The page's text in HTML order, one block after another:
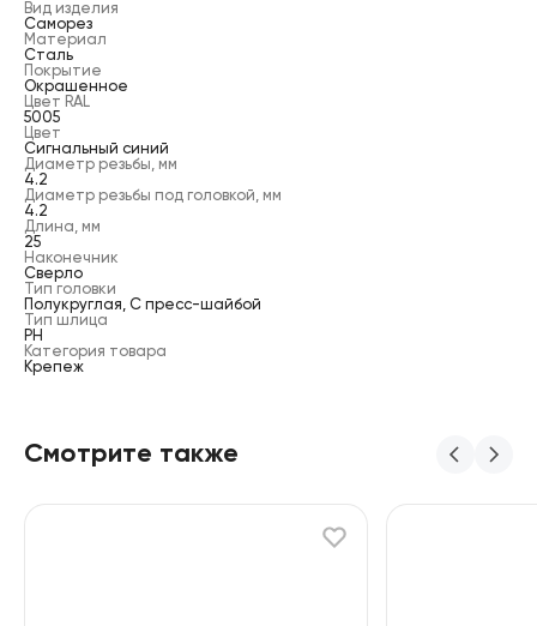
Вид изделия
Саморез
Материал
Сталь
Покрытие
Окрашенное
Цвет RAL
5005
Цвет
Сигнальный синий
Диаметр резьбы, мм
4.2
Диаметр резьбы под головкой, мм
4.2
Длина, мм
25
Наконечник
Сверло
Тип головки
Полукруглая, С пресс-шайбой
Тип шлица
PH
Категория товара
Крепеж
Смотрите также